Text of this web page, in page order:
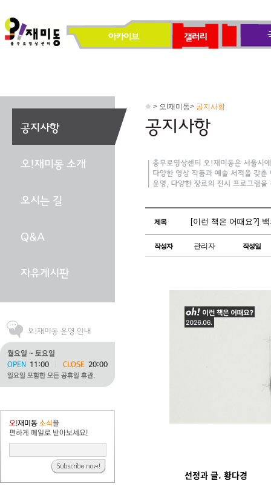
> 오!재미동> 공지사항
제목 [이런 책은 어때요?]
작성자 관리자 작성일
선정과 글. 황다경